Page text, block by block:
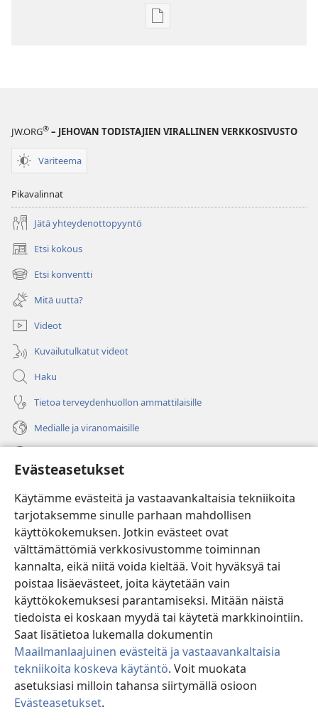
Evästeasetukset
Käytämme evästeitä ja vastaavankaltaisia tekniikoita
tarjotaksemme sinulle parhaan mahdollisen
käyttökokemuksen. Jotkin evästeet ovat
välttämättömiä verkkosivustomme toiminnan
kannalta, eikä niitä voida kieltää. Voit hyväksyä tai
poistaa lisäevästeet, joita käytetään vain
käyttökokemuksesi parantamiseksi. Mitään näistä
tiedoista ei koskaan myydä tai käytetä markkinointiin.
Saat lisätietoa lukemalla dokumentin
Maailmanlaajuinen evästeitä ja vastaavankaltaisia
tekniikoita koskeva käytäntö. Voit muokata
asetuksiasi milloin tahansa siirtymällä osioon
Evästeasetukset.
Julkaisujen
2002
JW.ORG® – JEHOVAN TODISTAJIEN VIRALLINEN VERKKOSIVUSTO
Väriteema
Pikavalinnat
Jätä yhteydenottopyyntö
Etsi kokous
(avaa
uuden
ikkunan)
Etsi konventti
(avaa
uuden
ikkunan)
Mitä uutta?
Videot
Kuvailutulkatut videot
Haku
Tietoa terveydenhuollon ammattilaisille
Medialle ja viranomaisille
(avaa
uuden
ikkunan)Vartiotornin VERKKOKIRJASTO
(avaa
uuden
ikkunan)JW Hub ®
(avaa
uuden
ikkunan)
®
Watchtower Library
Copyright
© 2026 Watch Tower Bible and Tract Society of Pennsylvania.
KÄYTTÖEHDOT|TIETOSUOJAKÄYTÄNTÖ